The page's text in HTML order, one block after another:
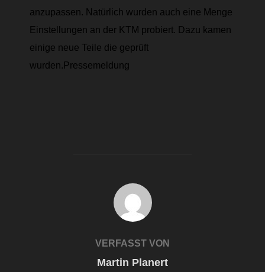
anzupassen. Natürlich wurden auch eine Menge
Einstellungen an der KTM probiert. Dazu kamen
einige neue Teile die geprüft
wurden. Pressemeldung
BEITRAGSAUTOR
VERFASST VON
Martin Planert